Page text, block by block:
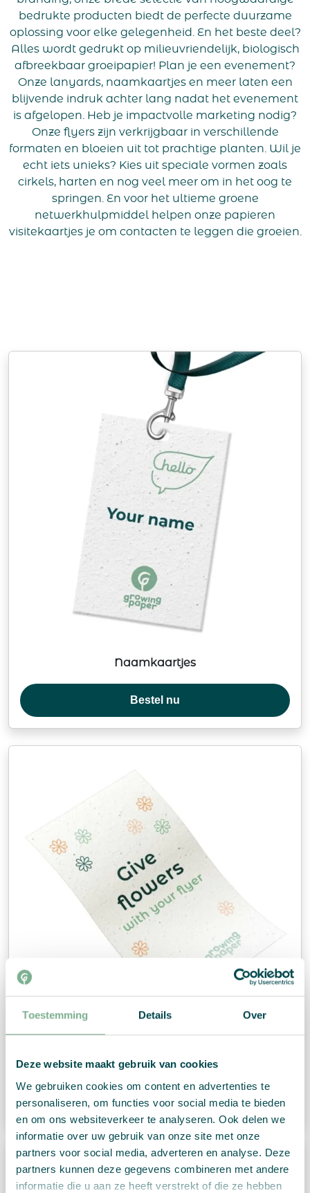
Toestemming Details Over
Deze website maakt gebruik van cookies
We gebruiken cookies om content en advertenties te
personaliseren, om functies voor social media te bieden
en om ons websiteverkeer te analyseren. Ook delen we
informatie over uw gebruik van onze site met onze
partners voor social media, adverteren en analyse. Deze
partners kunnen deze gegevens combineren met andere
informatie die u aan ze heeft verstrekt of die ze hebben
bedrukte producten biedt de perfecte duurzame
oplossing voor elke gelegenheid. En het beste deel?
Alles wordt gedrukt op milieuvriendelijk, biologisch
afbreekbaar groeipapier! Plan je een evenement?
Onze lanyards, naamkaartjes en meer laten een
blijvende indruk achter lang nadat het evenement
is afgelopen. Heb je impactvolle marketing nodig?
Onze flyers zijn verkrijgbaar in verschillende
formaten en bloeien uit tot prachtige planten. Wil je
echt iets unieks? Kies uit speciale vormen zoals
cirkels, harten en nog veel meer om in het oog te
springen. En voor het ultieme groene
netwerkhulpmiddel helpen onze papieren
visitekaartjes je om contacten te leggen die groeien.
Naamkaartjes
Bestel nu